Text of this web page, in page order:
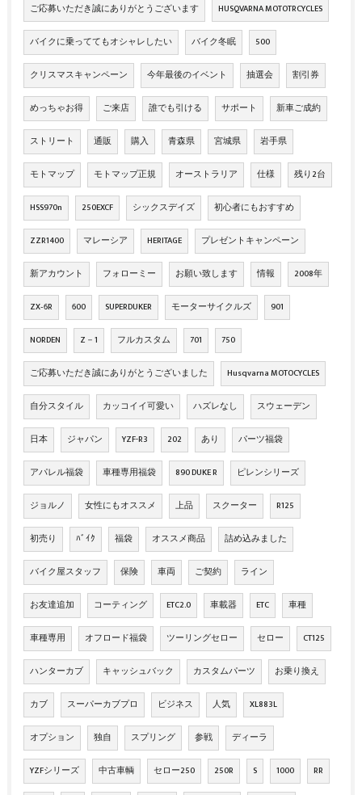
ご応募いただき誠にありがとうございます HUSQVARNA MOTOTRCYCLES
バイクに乗っててもオシャレしたい バイク冬眠 500
クリスマスキャンペーン 今年最後のイベント 抽選会 割引券
めっちゃお得 ご来店 誰でも引ける サポート 新車ご成約
ストリート 通販 購入 青森県 宮城県 岩手県
モトマップ モトマップ正規 オーストラリア 仕様 残り2台
HSS970n 250EXCF シックスデイズ 初心者にもおすすめ
ZZR1400 マレーシア HERITAGE プレゼントキャンペーン
新アカウント フォローミー お願い致します 情報 2008年
ZX‐6R 600 SUPERDUKER モーターサイクルズ 901
NORDEN Z－1 フルカスタム 701 750
ご応募いただき誠にありがとうございました Husqvarna MOTOCYCLES
自分スタイル カッコイイ可愛い ハズレなし スウェーデン
日本 ジャパン YZF-R3 202 あり パーツ福袋
アパレル福袋 車種専用福袋 890 DUKE R ピレンシリーズ
ジョルノ 女性にもオススメ 上品 スクーター R125
初売り ﾊﾞｲｸ 福袋 オススメ商品 詰め込みました
バイク屋スタッフ 保険 車両 ご契約 ライン
お友達追加 コーティング ETC2.0 車載器 ETC 車種
車種専用 オフロード福袋 ツーリングセロー セロー CT125
ハンターカブ キャッシュバック カスタムパーツ お乗り換え
カブ スーパーカブプロ ビジネス 人気 XL883L
オプション 独自 スプリング 参戦 ディーラ
YZFシリーズ 中古車輌 セロー250 250R S 1000 RR